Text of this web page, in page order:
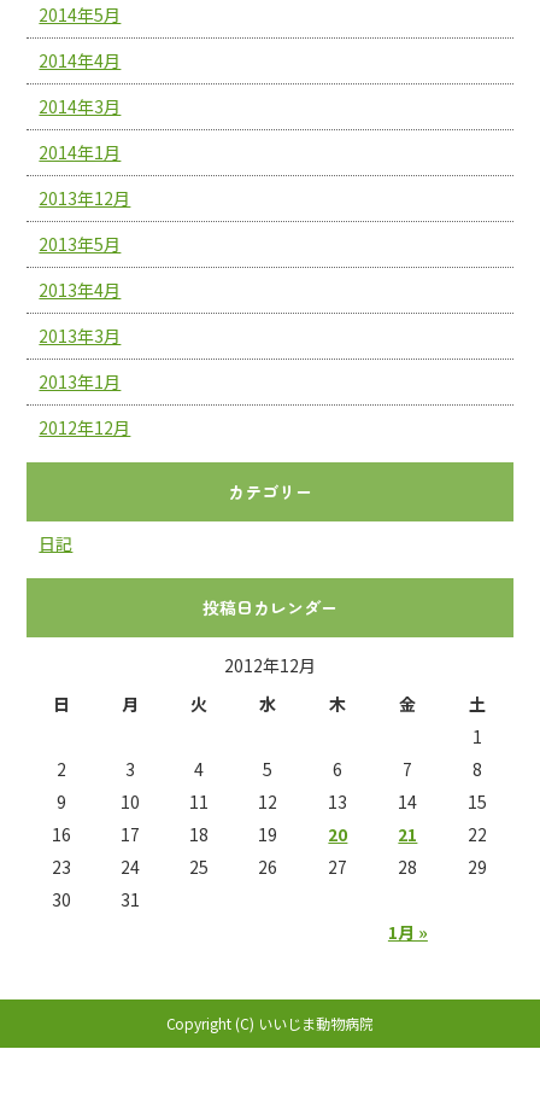
2014年5月
2014年4月
2014年3月
2014年1月
2013年12月
2013年5月
2013年4月
2013年3月
2013年1月
2012年12月
カテゴリー
日記
投稿日カレンダー
2012年12月
日
月 火 水 木 金 土
1月 »
1
2
3 4 5 6 7
8
9
10 11 12 13 14
15
16
17 18 19 20 21
22
23
24 25 26 27 28
29
30
31
Copyright (C) いいじま動物病院